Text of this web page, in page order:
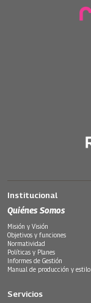
Institucional
Quiénes Somos
Misión y Visión
Objetivos y funciones
Normatividad
Políticas y Planes
Informes de Gestión
Manual de producción y estilo
Servicios